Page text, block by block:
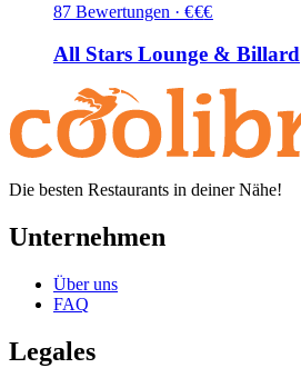
87 Bewertungen · €€€
All Stars Lounge & Billard
Die besten Restaurants in deiner Nähe!
Unternehmen
Über uns
FAQ
Legales